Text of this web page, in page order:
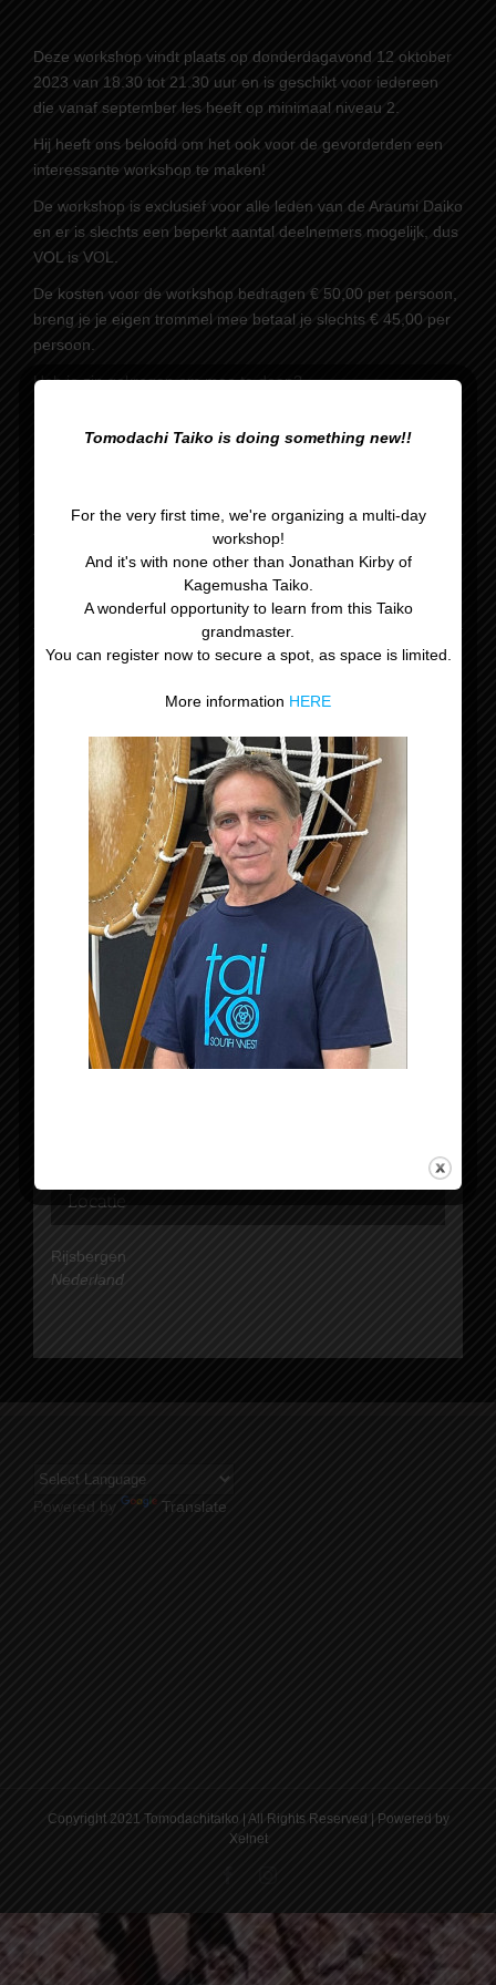
Deze workshop vindt plaats op donderdagavond 12 oktober
2023 van 18.30 tot 21.30 uur en is geschikt voor iedereen
die vanaf september les heeft op minimaal niveau 2.
Hij heeft ons beloofd om het ook voor de gevorderden een
interessante workshop te maken!
De workshop is exclusief voor alle leden van de Araumi Daiko
en er is slechts een beperkt aantal deelnemers mogelijk, dus
VOL is VOL.
De kosten voor de workshop bedragen € 50,00 per persoon,
breng je je eigen trommel mee betaal je slechts € 45,00 per
persoon.
Heb je zin gekregen om mee te doen?
Lesavond
Herfstvakantie
Gegevens
12 oktober 2023
Kosten:
€50,00
Locatie
Rijsbergen
Nederland
Powered by Translate
Copyright 2021 Tomodachitaiko | All Rights Reserved | Powered by
Xelnet
Tomodachi Taiko is doing something new!!
For the very first time, we're organizing a multi-day
workshop!
And it's with none other than Jonathan Kirby of
Kagemusha Taiko.
A wonderful opportunity to learn from this Taiko
grandmaster.
You can register now to secure a spot, as space is limited.
More information HERE